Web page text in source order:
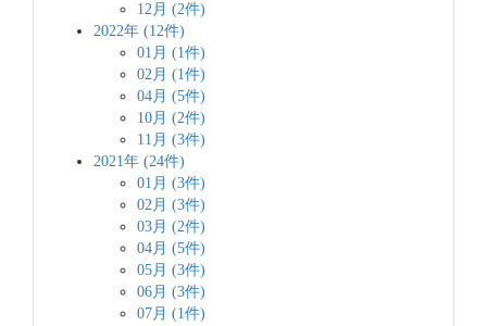
12月 (2件)
2022年 (12件)
01月 (1件)
02月 (1件)
04月 (5件)
10月 (2件)
11月 (3件)
2021年 (24件)
01月 (3件)
02月 (3件)
03月 (2件)
04月 (5件)
05月 (3件)
06月 (3件)
07月 (1件)